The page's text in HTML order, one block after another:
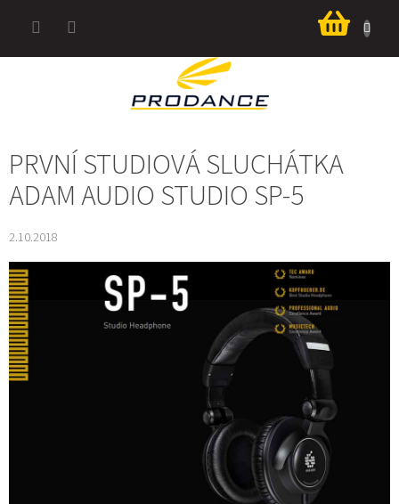
košík
PRVNÍ STUDIOVÁ SLUCHÁTKA
ADAM AUDIO STUDIO SP-5
2.10.2018